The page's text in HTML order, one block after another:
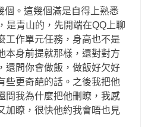
。這幾個滿是自得上熟悉
青山的，先開端在QQ上聊
工作單元任務，身高也不是
本身前提就那樣，還對對方
還問你會做飯，做飯好欠好
些更奇葩的話。之後我把他
問我為什麼把他刪瞭，我感
加瞭，很快他約我會晤也見